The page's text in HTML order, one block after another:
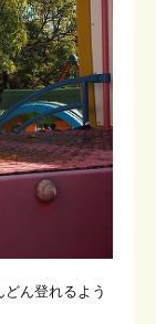
ん登れるよう